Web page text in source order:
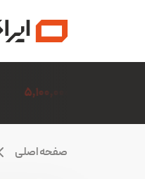
بیلت 6063-7 آلومینیوم ایران(ایرالکو)
صفحه اصلی